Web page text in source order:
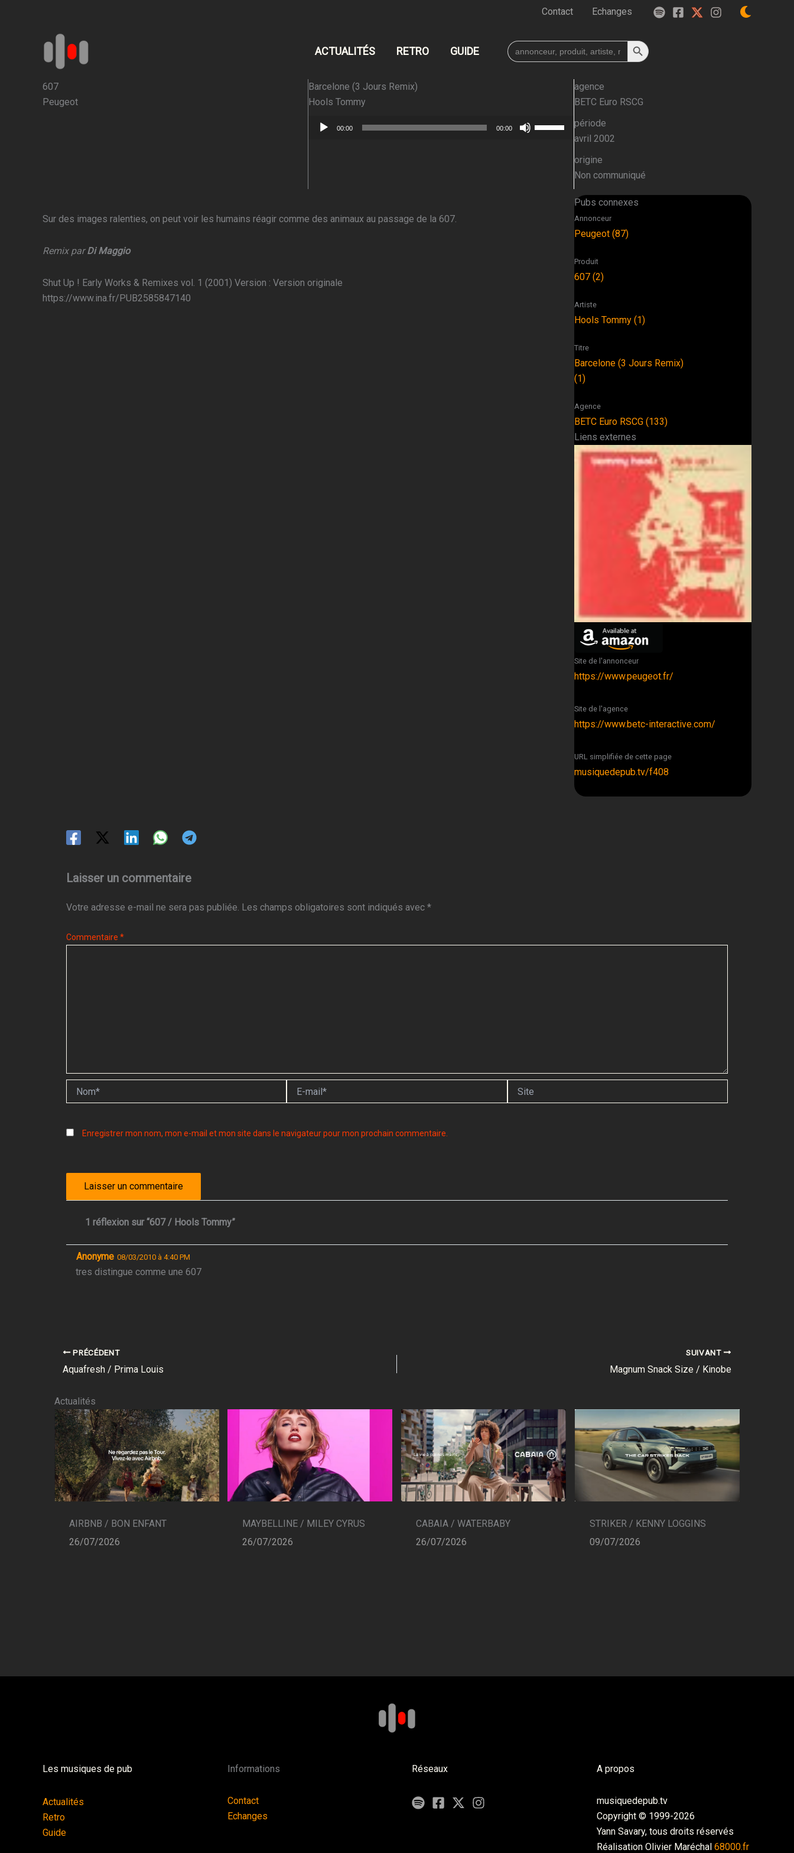
Contact Echanges
ACTUALITÉS RETRO GUIDE
Search
for:
Search Button
607
Peugeot
Barcelone (3 Jours Remix)
Hools Tommy
Lecteur 00:00 00:00
augmenter
agence
BETC Euro RSCG
période
avril 2002
origine
Non communiqué
Sur des images ralenties, on peut voir les humains réagir comme des animaux au passage de la 607.
Remix parDi Maggio
Shut Up ! Early Works & Remixes vol. 1 (2001) Version : Version originale
https://www.ina.fr/PUB2585847140
Pubs connexes
Annonceur
Peugeot (87)
Produit
607 (2)
Artiste
Hools Tommy (1)
Titre
Barcelone (3 Jours Remix)
(1)
Agence
BETC Euro RSCG (133)
Liens externes
Site de l'annonceur
https://www.peugeot.fr/
Site de l'agence
https://www.betc-interactive.com/
URL simplifiée de cette page
musiquedepub.tv/f408
Laisser un commentaire
Votre adresse e-mail ne sera pas publiée. Les champs obligatoires sont indiqués avec *
Commentaire *
mail*
Enregistrer mon nom, mon e-mail et mon site dans le navigateur pour mon prochain commentaire.
1 réflexion sur “607 / Hools Tommy”
Anonyme 08/03/2010 à 4:40 PM
tres distingue comme une 607
PRÉCÉDENT
Aquafresh / Prima Louis
SUIVANT
Magnum Snack Size / Kinobe
Actualités
AIRBNB / BON ENFANT
26/07/2026
MAYBELLINE / MILEY CYRUS
26/07/2026
CABAIA / WATERBABY
26/07/2026
STRIKER / KENNY LOGGINS
09/07/2026
Les musiques de pub
Actualités
Retro
Guide
Informations
Contact
Echanges
Réseaux A propos
musiquedepub.tv
Copyright © 1999-2026
Yann Savary, tous droits réservés
Réalisation Olivier Maréchal 68000.fr